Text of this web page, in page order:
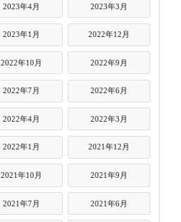
2023年4月 2023年3月
2023年1月 2022年12月
2022年10月 2022年9月
2022年7月 2022年6月
2022年4月 2022年3月
2022年1月 2021年12月
2021年10月 2021年9月
2021年7月 2021年6月